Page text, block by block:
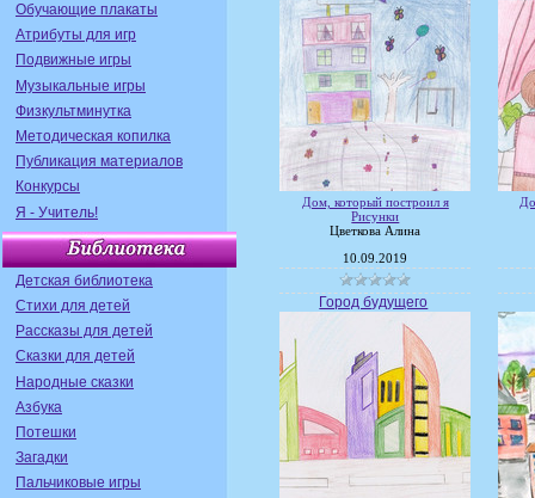
Обучающие плакаты
Атрибуты для игр
Подвижные игры
Музыкальные игры
Физкультминутка
Методическая копилка
Публикация материалов
Конкурсы
Я - Учитель!
Детская библиотека
Стихи для детей
Рассказы для детей
Сказки для детей
Народные сказки
Азбука
Потешки
Загадки
Пальчиковые игры
Дом, который построил я
Рисунки
Цветкова Алина
10.09.2019
Город будущего